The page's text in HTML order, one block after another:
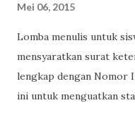
Mei 06, 2015
Lomba menulis untuk
mensyaratkan surat
lengkap dengan Nomor
ini untuk menguatkan